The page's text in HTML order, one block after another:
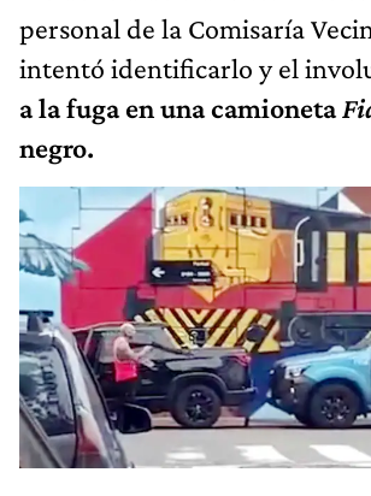
personal de la Comisaría
intentó identificarlo y el
a la fuga en una camioneta
negro.